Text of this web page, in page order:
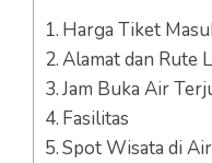
Harga Tiket
Alamat dan Rute
Jam Buka Air
Fasilitas
Spot Wisata di